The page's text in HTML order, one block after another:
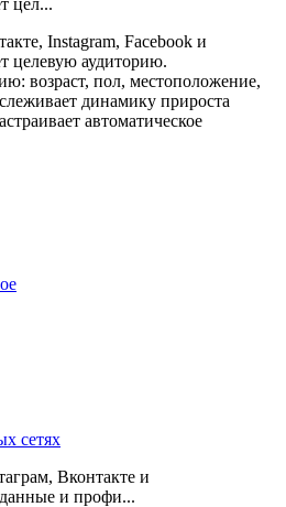
Instagram, Facebook и
целевую аудиторию.
возраст, пол, местоположение,
динамику прироста
автоматическое
сетях
Вконтакте и
и профи...